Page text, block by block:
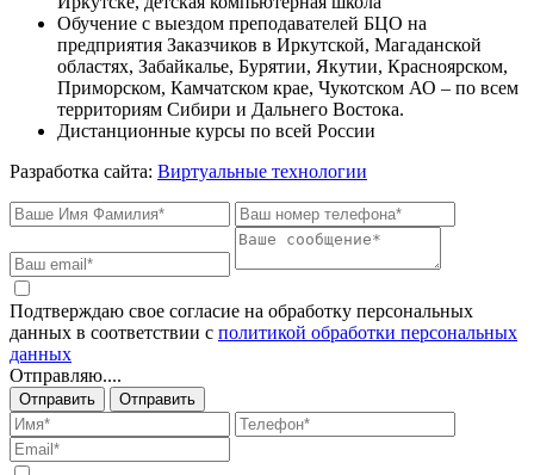
Обучение с выездом преподавателей БЦО на
предприятия Заказчиков в Иркутской, Магаданской
областях, Забайкалье, Бурятии, Якутии, Красноярском,
Приморском, Камчатском крае, Чукотском АО – по всем
территориям Сибири и Дальнего Востока.
Дистанционные курсы по всей России
Разработка сайта: Виртуальные технологии
Подтверждаю свое согласие на обработку персональных
данных в соответствии с политикой обработки персональных
данных
Отправляю....
Отправить Отправить